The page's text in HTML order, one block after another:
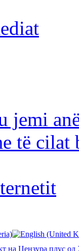
jemi
të cilat
на Цензура плус од